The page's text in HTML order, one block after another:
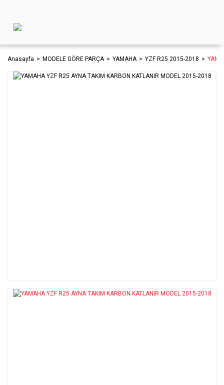
Anasayfa MODELE GÖRE PARÇA YAMAHA YZF R25 2015-2018